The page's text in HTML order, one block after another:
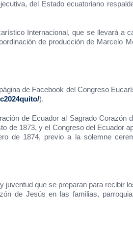
del Estado ecuatoriano
Internacional, que se llevará a
de producción de Marcelo
de Facebook del Congreso
).
de Ecuador al Sagrado Corazón
de 1873, y el Congreso del Ecuador
de 1874, previo a la solemne
juventud que se preparan para recibir
de Jesús en las familias,